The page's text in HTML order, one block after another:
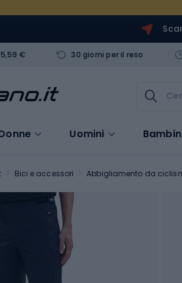
€ 30 giorni per il reso
Uomini
Bici e accessori Abbigliamento da